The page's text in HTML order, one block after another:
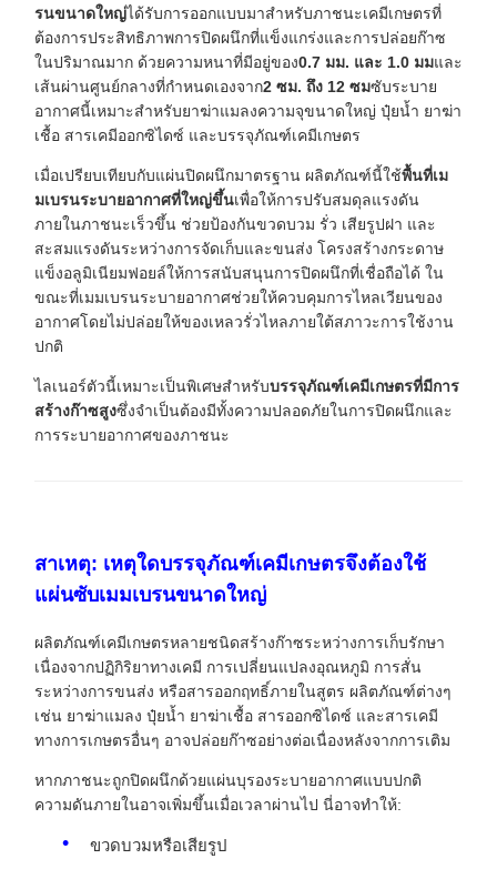
รนขนาดใหญ่ได้รับการออกแบบมาสำหรับภาชนะเคมีเกษตรที่
ต้องการประสิทธิภาพการปิดผนึกที่แข็งแกร่งและการปล่อยก๊าซ
ในปริมาณมาก ด้วยความหนาที่มีอยู่ของ0.7 มม. และ 1.0 มมและ
เส้นผ่านศูนย์กลางที่กำหนดเองจาก2 ซม. ถึง 12 ซมซับระบาย
อากาศนี้เหมาะสำหรับยาฆ่าแมลงความจุขนาดใหญ่ ปุ๋ยน้ำ ยาฆ่า
เชื้อ สารเคมีออกซิไดซ์ และบรรจุภัณฑ์เคมีเกษตร
เมื่อเปรียบเทียบกับแผ่นปิดผนึกมาตรฐาน ผลิตภัณฑ์นี้ใช้พื้นที่เม
มเบรนระบายอากาศที่ใหญ่ขึ้นเพื่อให้การปรับสมดุลแรงดัน
ภายในภาชนะเร็วขึ้น ช่วยป้องกันขวดบวม รั่ว เสียรูปฝา และ
สะสมแรงดันระหว่างการจัดเก็บและขนส่ง โครงสร้างกระดาษ
แข็งอลูมิเนียมฟอยล์ให้การสนับสนุนการปิดผนึกที่เชื่อถือได้ ใน
ขณะที่เมมเบรนระบายอากาศช่วยให้ควบคุมการไหลเวียนของ
อากาศโดยไม่ปล่อยให้ของเหลวรั่วไหลภายใต้สภาวะการใช้งาน
ปกติ
ไลเนอร์ตัวนี้เหมาะเป็นพิเศษสำหรับบรรจุภัณฑ์เคมีเกษตรที่มีการ
สร้างก๊าซสูงซึ่งจำเป็นต้องมีทั้งความปลอดภัยในการปิดผนึกและ
การระบายอากาศของภาชนะ
สาเหตุ: เหตุใดบรรจุภัณฑ์เคมีเกษตรจึงต้องใช้
แผ่นซับเมมเบรนขนาดใหญ่
ผลิตภัณฑ์เคมีเกษตรหลายชนิดสร้างก๊าซระหว่างการเก็บรักษา
เนื่องจากปฏิกิริยาทางเคมี การเปลี่ยนแปลงอุณหภูมิ การสั่น
ระหว่างการขนส่ง หรือสารออกฤทธิ์ภายในสูตร ผลิตภัณฑ์ต่างๆ
เช่น ยาฆ่าแมลง ปุ๋ยน้ำ ยาฆ่าเชื้อ สารออกซิไดซ์ และสารเคมี
ทางการเกษตรอื่นๆ อาจปล่อยก๊าซอย่างต่อเนื่องหลังจากการเติม
หากภาชนะถูกปิดผนึกด้วยแผ่นบุรองระบายอากาศแบบปกติ
ความดันภายในอาจเพิ่มขึ้นเมื่อเวลาผ่านไป นี่อาจทำให้:
ขวดบวมหรือเสียรูป